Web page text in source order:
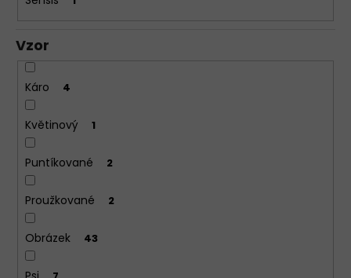
Vzor
Káro 4
Květinový 1
Puntíkované 2
Proužkované 2
Obrázek 43